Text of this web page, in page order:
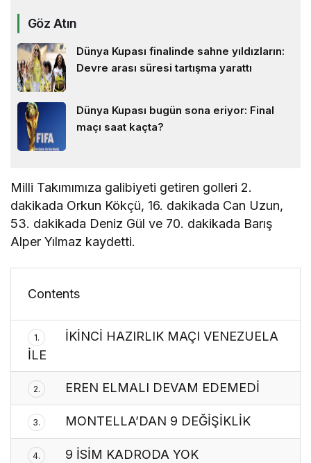
Göz Atın
Dünya Kupası finalinde sahne yıldızların:
Devre arası süresi tartışma yarattı
Dünya Kupası bugün sona eriyor: Final
maçı saat kaçta?
Milli Takımımıza galibiyeti getiren golleri 2.
dakikada Orkun Kökçü, 16. dakikada Can Uzun,
53. dakikada Deniz Gül ve 70. dakikada Barış
Alper Yılmaz kaydetti.
Contents
1.
İKİNCİ HAZIRLIK MAÇI VENEZUELA
İLE
2. EREN ELMALI DEVAM EDEMEDİ
3. MONTELLA’DAN 9 DEĞİŞİKLİK
4. 9 İSİM KADRODA YOK